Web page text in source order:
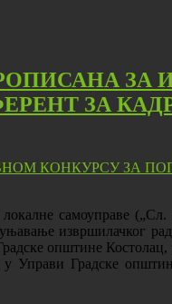
ЗА
ЗА
самоуправе
извршилачког
општине
Управи Градске